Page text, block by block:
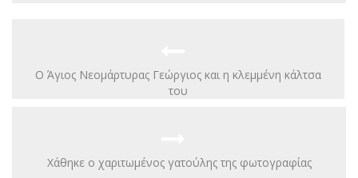
Ο Άγιος Νεομάρτυρας Γεώργιος και η κλεμμένη κάλτσα
του
Χάθηκε ο χαριτωμένος γατούλης της φωτογραφίας